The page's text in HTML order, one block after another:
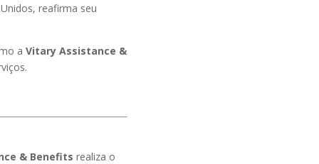
reafirma seu
a Vitary Assistance &
& Benefits realiza o